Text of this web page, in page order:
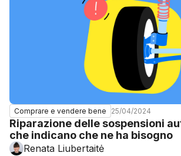
Comprare e vendere bene 25/04/2024
Riparazione delle sospensioni
che indicano che ne ha bisogno
Renata Liubertaitė